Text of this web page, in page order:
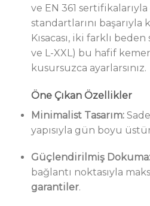
ve EN 361
standartlarını başarıyla
Kısacası, iki farklı
ve L-XXL) bu hafif
kusursuzca ayarlarsınız.
Öne Çıkan Özellikler
Minimalist Tasarım:
yapısıyla gün boyu
Güçlendirilmiş Dokuma:
bağlantı noktasıyla
garantiler.